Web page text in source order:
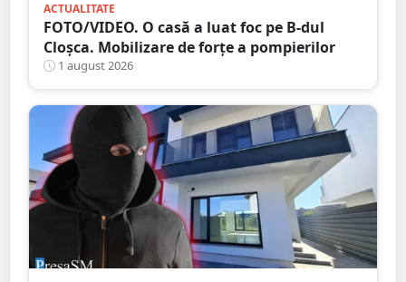
ACTUALITATE
FOTO/VIDEO. O casă a luat foc pe B-dul
Cloșca. Mobilizare de forțe a pompierilor
1 august 2026